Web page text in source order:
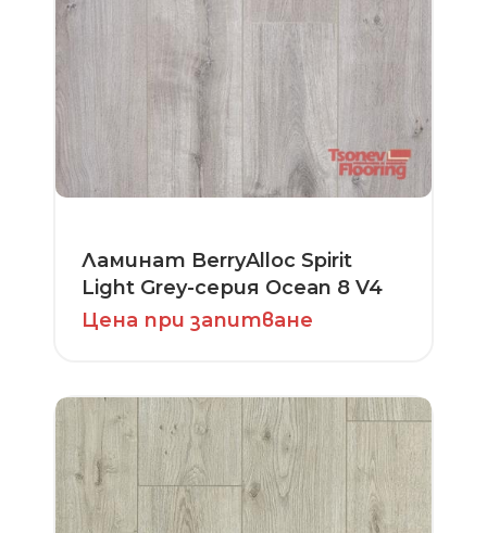
Ламинат BerryAlloc Spirit
Light Grey-серия Ocean 8 V4
Цена при запитване